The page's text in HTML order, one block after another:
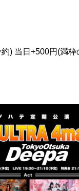
) 当日+500円(満枠